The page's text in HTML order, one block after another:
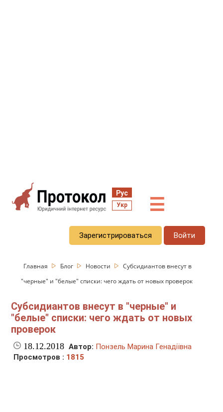
Рус
Укр ☰
Зарегистрироваться Войти
Главная Блог Новости
Субсидиантов внесут в
"черные" и "белые" списки: чего ждать от новых проверок
Субсидиантов внесут в "черные" и
"белые" списки: чего ждать от новых
проверок
18.12.2018 Автор: Понзель Марина Генадіївна
Просмотров : 1815